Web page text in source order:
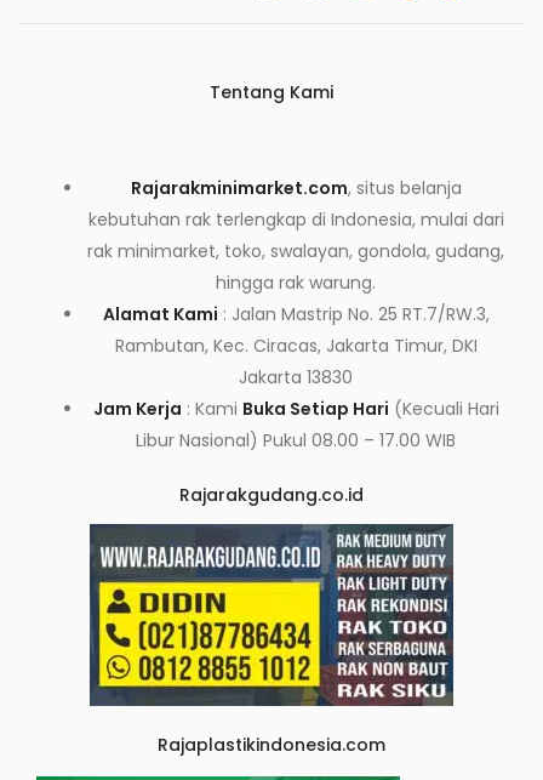
Tentang Kami
Rajarakminimarket.com, situs belanja
kebutuhan rak terlengkap di Indonesia, mulai dari
rak minimarket, toko, swalayan, gondola, gudang,
hingga rak warung.
Alamat Kami : Jalan Mastrip No. 25 RT.7/RW.3,
Rambutan, Kec. Ciracas, Jakarta Timur, DKI
Jakarta 13830
Jam Kerja : Kami Buka Setiap Hari (Kecuali Hari
Libur Nasional) Pukul 08.00 – 17.00 WIB
Rajarakgudang.co.id
Rajaplastikindonesia.com